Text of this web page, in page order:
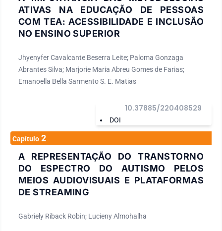
ATIVAS NA EDUCAÇÃO DE PESSOAS
COM TEA: ACESSIBILIDADE E INCLUSÃO
NO ENSINO SUPERIOR
Jhyenyfer Cavalcante Beserra Leite; Paloma Gonzaga
Abrantes Silva; Marjorie Maria Abreu Gomes de Farias;
Emanoella Bella Sarmento S. E. Matias
DOI
10.37885/220408529
Capítulo 2
A REPRESENTAÇÃO DO TRANSTORNO
DO ESPECTRO DO AUTISMO PELOS
MEIOS AUDIOVISUAIS E PLATAFORMAS
DE STREAMING
Gabriely Riback Robin; Lucieny Almohalha